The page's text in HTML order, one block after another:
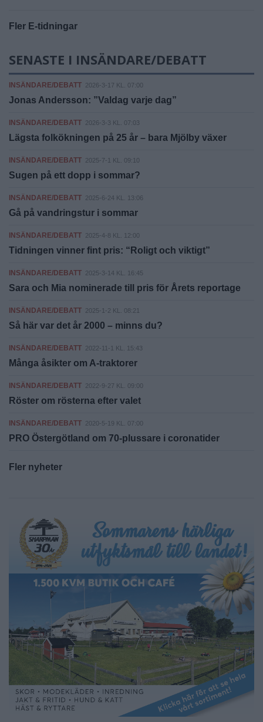
Fler E-tidningar
SENASTE I INSÄNDARE/DEBATT
INSÄNDARE/DEBATT 2026-3-17 KL. 07:00
Jonas Andersson: ”Valdag varje dag”
INSÄNDARE/DEBATT 2026-3-3 KL. 07:03
Lägsta folkökningen på 25 år – bara Mjölby växer
INSÄNDARE/DEBATT 2025-7-1 KL. 09:10
Sugen på ett dopp i sommar?
INSÄNDARE/DEBATT 2025-6-24 KL. 13:06
Gå på vandringstur i sommar
INSÄNDARE/DEBATT 2025-4-8 KL. 12:00
Tidningen vinner fint pris: “Roligt och viktigt”
INSÄNDARE/DEBATT 2025-3-14 KL. 16:45
Sara och Mia nominerade till pris för Årets reportage
INSÄNDARE/DEBATT 2025-1-2 KL. 08:21
Så här var det år 2000 – minns du?
INSÄNDARE/DEBATT 2022-11-1 KL. 15:43
Många åsikter om A-traktorer
INSÄNDARE/DEBATT 2022-9-27 KL. 09:00
Röster om rösterna efter valet
INSÄNDARE/DEBATT 2020-5-19 KL. 07:00
PRO Östergötland om 70-plussare i coronatider
Fler nyheter